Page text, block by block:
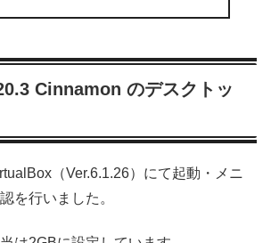
Cinnamon のデスクトッ
（Ver.6.1.26）にて起動・メニ
を行いました。